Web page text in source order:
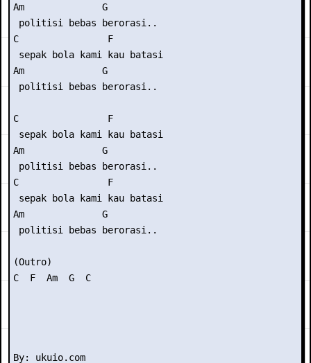
Am              G
politisi bebas berorasi..
C                F
sepak bola kami kau batasi
Am              G
politisi bebas berorasi..
C                F
sepak bola kami kau batasi
Am              G
politisi bebas berorasi..
C                F
sepak bola kami kau batasi
Am              G
politisi bebas berorasi..
(Outro)
C  F  Am  G  C